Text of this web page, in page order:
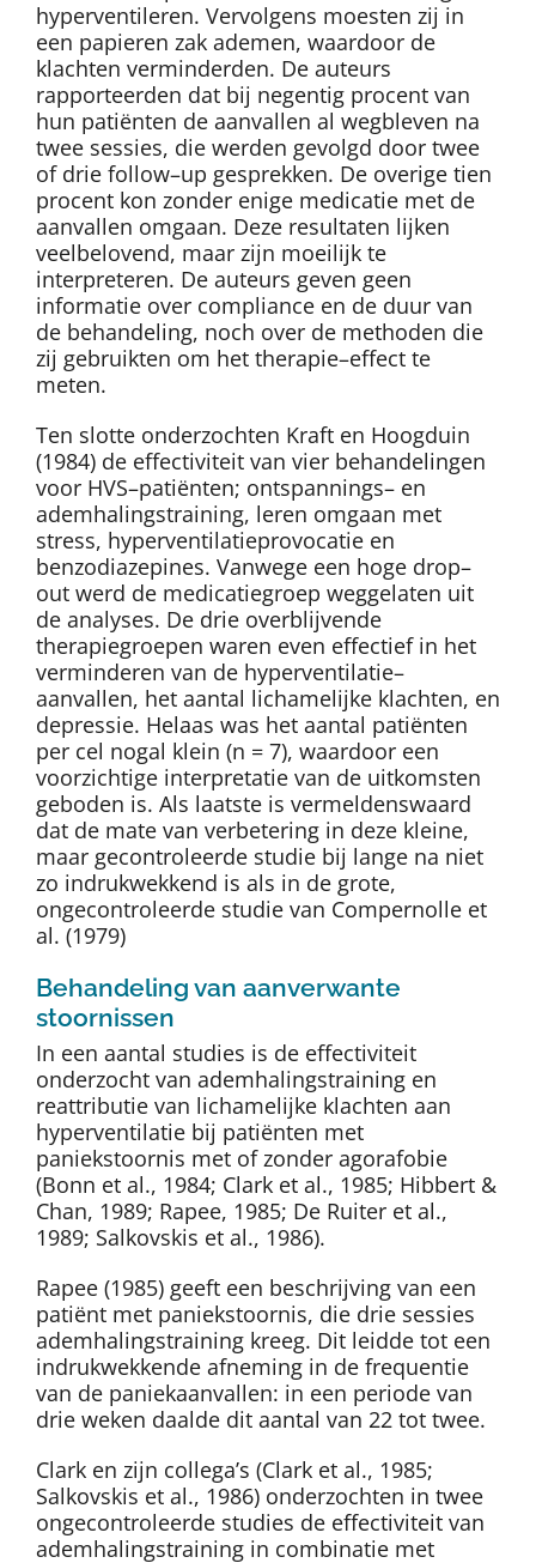
hyperventileren. Vervolgens moesten zij in
een papieren zak ademen, waardoor de
klachten verminderden. De auteurs
rapporteerden dat bij negentig procent van
hun patiënten de aanvallen al wegbleven na
twee sessies, die werden gevolgd door twee
of drie follow–up gesprekken. De overige tien
procent kon zonder enige medicatie met de
aanvallen omgaan. Deze resultaten lijken
veelbelovend, maar zijn moeilijk te
interpreteren. De auteurs geven geen
informatie over compliance en de duur van
de behandeling, noch over de methoden die
zij gebruikten om het therapie–effect te
meten.
Ten slotte onderzochten Kraft en Hoogduin
(1984) de effectiviteit van vier behandelingen
voor HVS–patiënten; ontspannings– en
ademhalingstraining, leren omgaan met
stress, hyperventilatieprovocatie en
benzodiazepines. Vanwege een hoge drop–
out werd de medicatiegroep weggelaten uit
de analyses. De drie overblijvende
therapiegroepen waren even effectief in het
verminderen van de hyperventilatie–
aanvallen, het aantal lichamelijke klachten, en
depressie. Helaas was het aantal patiënten
per cel nogal klein (n = 7), waardoor een
voorzichtige interpretatie van de uitkomsten
geboden is. Als laatste is vermeldenswaard
dat de mate van verbetering in deze kleine,
maar gecontroleerde studie bij lange na niet
zo indrukwekkend is als in de grote,
ongecontroleerde studie van Compernolle et
al. (1979)
Behandeling van aanverwante
stoornissen
In een aantal studies is de effectiviteit
onderzocht van ademhalingstraining en
reattributie van lichamelijke klachten aan
hyperventilatie bij patiënten met
paniekstoornis met of zonder agorafobie
(Bonn et al., 1984; Clark et al., 1985; Hibbert &
Chan, 1989; Rapee, 1985; De Ruiter et al.,
1989; Salkovskis et al., 1986).
Rapee (1985) geeft een beschrijving van een
patiënt met paniekstoornis, die drie sessies
ademhalingstraining kreeg. Dit leidde tot een
indrukwekkende afneming in de frequentie
van de paniekaanvallen: in een periode van
drie weken daalde dit aantal van 22 tot twee.
Clark en zijn collega’s (Clark et al., 1985;
Salkovskis et al., 1986) onderzochten in twee
ongecontroleerde studies de effectiviteit van
ademhalingstraining in combinatie met